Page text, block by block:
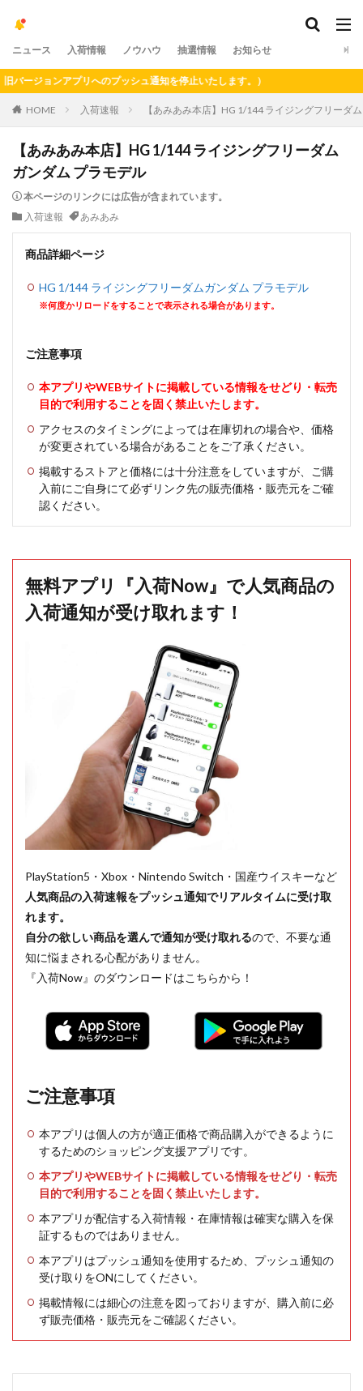
ニュース 入荷情報 ノウハウ 抽選情報 お知らせ
ョンアプリへのプッシュ通知を停止いたします。）
HOME 入荷速報 【あみあみ本店】HG 1/144 ライジングフリーダ
【あみあみ本店】HG 1/144 ライジングフリーダム
ガンダム プラモデル
本ページのリンクには広告が含まれています。
入荷速報
あみあみ
商品詳細ページ
HG 1/144 ライジングフリーダムガンダム プラモデル
※何度かリロードをすることで表示される場合があります。
ご注意事項
本アプリやWEBサイトに掲載している情報をせどり・転売
目的で利用することを固く禁止いたします。
アクセスのタイミングによっては在庫切れの場合や、価格
が変更されている場合があることをご了承ください。
掲載するストアと価格には十分注意をしていますが、ご購
入前にご自身にて必ずリンク先の販売価格・販売元をご確
認ください。
無料アプリ『入荷Now』で人気商品の
入荷通知が受け取れます！
PlayStation5・Xbox・Nintendo Switch・国産ウイスキーなど
人気商品の入荷速報をプッシュ通知でリアルタイムに受け取
れます。
自分の欲しい商品を選んで通知が受け取れるので、不要な通
知に悩まされる心配がありません。
『入荷Now』のダウンロードはこちらから！
ご注意事項
本アプリは個人の方が適正価格で商品購入ができるように
するためのショッピング支援アプリです。
本アプリやWEBサイトに掲載している情報をせどり・転売
目的で利用することを固く禁止いたします。
本アプリが配信する入荷情報・在庫情報は確実な購入を保
証するものではありません。
本アプリはプッシュ通知を使用するため、プッシュ通知の
受け取りをONにしてください。
掲載情報には細心の注意を図っておりますが、購入前に必
ず販売価格・販売元をご確認ください。